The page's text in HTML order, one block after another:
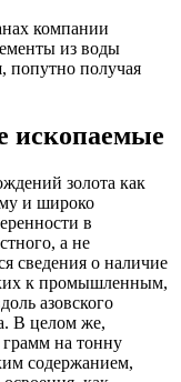
компании
из воды
попутно получая
ископаемые
золота как
и широко
в
а не
сведения о наличие
к промышленным,
азовского
В целом же,
на тонну
содержанием,